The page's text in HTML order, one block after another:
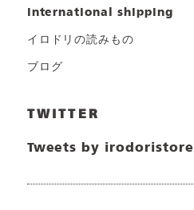
international shipping
イロドリの読みもの
ブログ
TWITTER
Tweets by irodoristore